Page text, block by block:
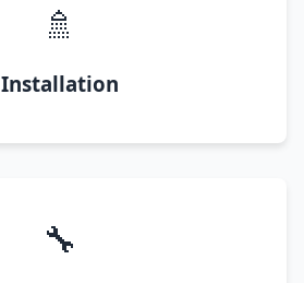
🚿
Installation
🔧